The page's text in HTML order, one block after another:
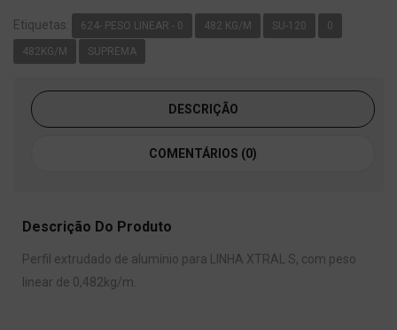
Etiquetas: 624- PESO LINEAR - 0 482 KG/M SU-120 0
482KG/M SUPREMA
DESCRIÇÃO
COMENTÁRIOS (0)
Descrição Do Produto
Perfil extrudado de alumínio para LINHA XTRAL S, com peso
linear de 0,482kg/m.